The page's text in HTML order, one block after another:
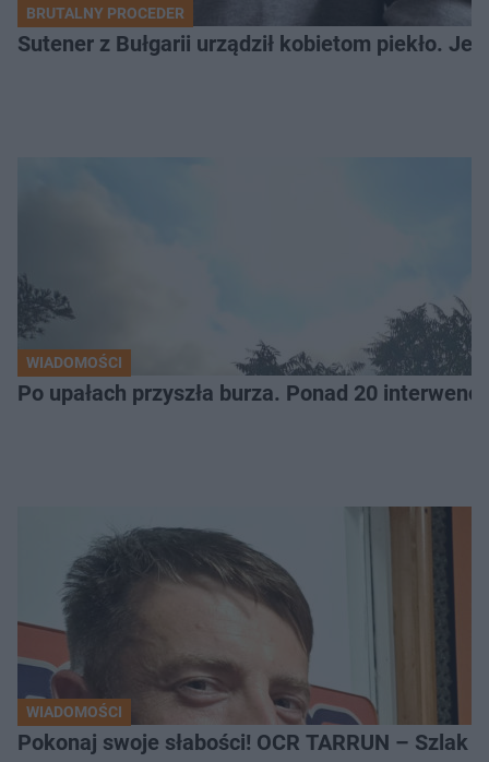
BRUTALNY PROCEDER
Sutener z Bułgarii urządził kobietom piekło.
WIADOMOŚCI
Po upałach przyszła burza. Ponad 20
WIADOMOŚCI
Pokonaj swoje słabości! OCR TARRUN – Szlak